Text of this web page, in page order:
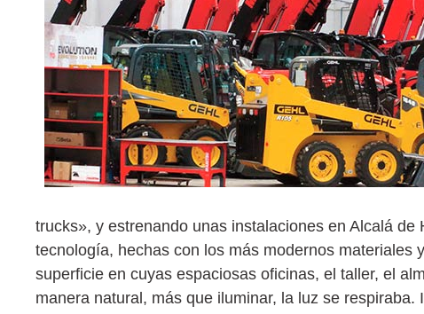
trucks», y estrenando unas instalaciones en Alcalá
tecnología, hechas con los más modernos materiales
superficie en cuyas espaciosas oficinas, el taller, el
manera natural, más que iluminar, la luz se